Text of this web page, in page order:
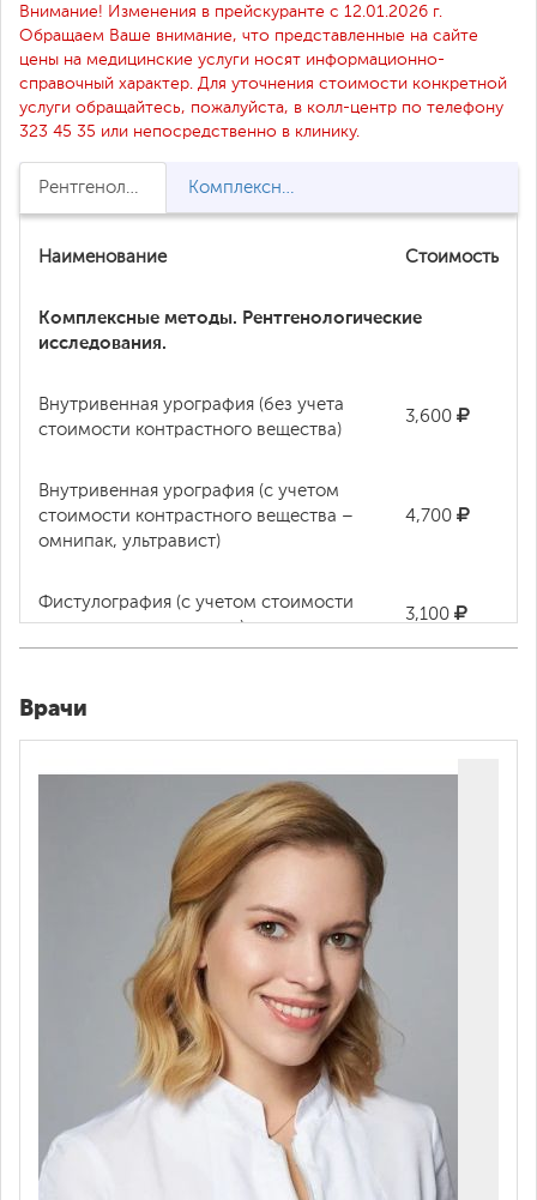
Внимание! Изменения в прейскуранте с 12.01.2026 г.
Обращаем Ваше внимание, что представленные на сайте
цены на медицинские услуги носят информационно-
справочный характер. Для уточнения стоимости конкретной
услуги обращайтесь, пожалуйста, в колл-центр по телефону
323 45 35 или непосредственно в клинику.
Наименование Стоимость
Комплексные методы. Рентгенологические
исследования.
Внутривенная урография (без учета
стоимости контрастного вещества)
3,600
Внутривенная урография (с учетом
стоимости контрастного вещества –
омнипак, ультравист)
4,700
Фистулография (с учетом стоимости
контрастного вещества)
3,100
стоимости контрастного вещества)
Уретрография восходящая (с учетом
стоимости контрастного вещества)
Цистография (без учета стоимости
контрастного вещества)
Цистография (с учетом стоимости
контрастного вещества)
Ретроградная уретеропиелография
(без учета стоимости контрастного
Ретроградная уретеропиелография (с
учетом стоимости контрастного
3,800
Врачи